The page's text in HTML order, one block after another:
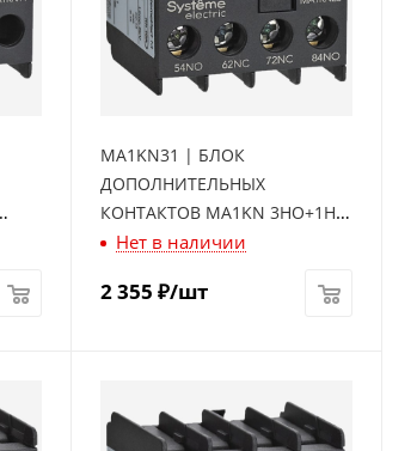
MA1KN31 | БЛОК
ДОПОЛНИТЕЛЬНЫХ
КОНТАКТОВ MA1KN 3НО+1НЗ,
Systeme Electric
Нет в наличии
2 355 ₽/шт